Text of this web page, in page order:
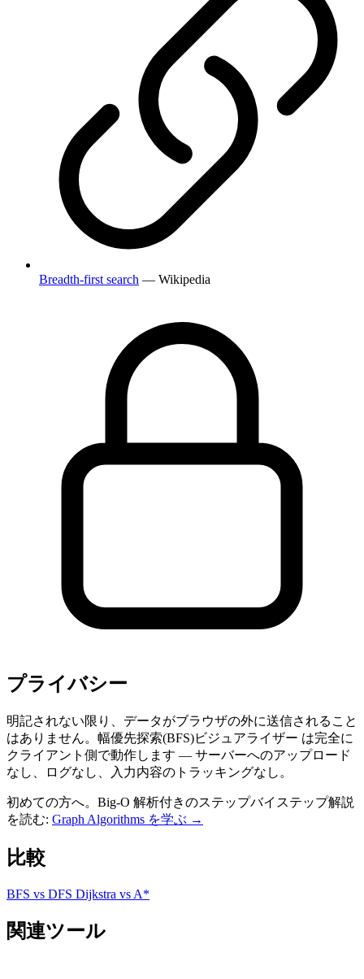
Breadth-first search — Wikipedia
プライバシー
明記されない限り、データがブラウザの外に送信されること
はありません。幅優先探索(BFS)ビジュアライザー は完全に
クライアント側で動作します — サーバーへのアップロード
なし、ログなし、入力内容のトラッキングなし。
初めての方へ。Big-O 解析付きのステップバイステップ解説
を読む: Graph Algorithms を学ぶ →
比較
BFS vs DFS Dijkstra vs A*
関連ツール